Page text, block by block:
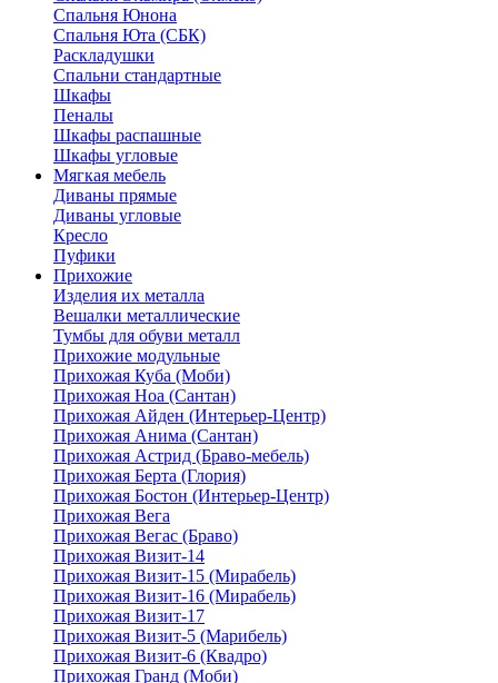
Спальня Юнона
Спальня Юта (СБК)
Раскладушки
Спальни стандартные
Шкафы
Пеналы
Шкафы распашные
Шкафы угловые
Мягкая мебель
Диваны прямые
Диваны угловые
Кресло
Пуфики
Прихожие
Изделия их металла
Вешалки металлические
Тумбы для обуви металл
Прихожие модульные
Прихожая Куба (Моби)
Прихожая Ноа (Сантан)
Прихожая Айден (Интерьер-Центр)
Прихожая Анима (Сантан)
Прихожая Астрид (Браво-мебель)
Прихожая Берта (Глория)
Прихожая Бостон (Интерьер-Центр)
Прихожая Вега
Прихожая Вегас (Браво)
Прихожая Визит-14
Прихожая Визит-15 (Мирабель)
Прихожая Визит-16 (Мирабель)
Прихожая Визит-17
Прихожая Визит-5 (Марибель)
Прихожая Визит-6 (Квадро)
Прихожая Гранд (Моби)